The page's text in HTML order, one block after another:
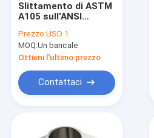
Slittamento di ASTM
A105 sull'ANSI
24" classe 150lb -
2500lb/Sq.In rf delle
flange
Prezzo:USD 1
MOQ:Un bancale
Ottieni l'ultimo prezzo
Contattaci